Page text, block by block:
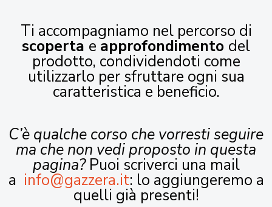
Ti accompagniamo nel percorso di
scoperta e approfondimento del
prodotto, condividendoti come
utilizzarlo per sfruttare ogni sua
caratteristica e beneficio.
C’è qualche corso che vorresti seguire
ma che non vedi proposto in questa
pagina?Puoi scriverci una mail
a info@gazzera.it: lo aggiungeremo a
quelli già presenti!